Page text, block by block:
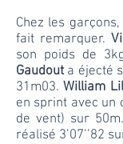
Chez les
fait remarquer.
son poids de
Gaudouta éjecté
31m03.William
en sprint avec un
de vent) sur
réalisé 3’07’’82